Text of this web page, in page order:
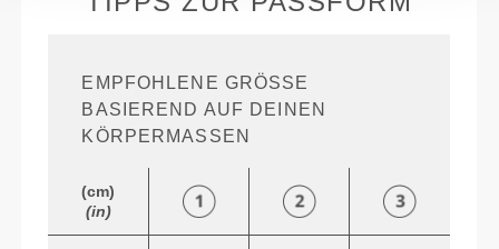
EMPFOHLENE GRÖSSE B
ASIEREND AUF DEINEN K
ÖRPERMASSEN
(cm)
(in)